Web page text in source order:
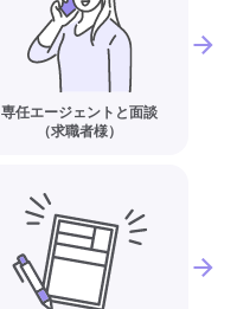
専任エージェントと面談
（求職者様）